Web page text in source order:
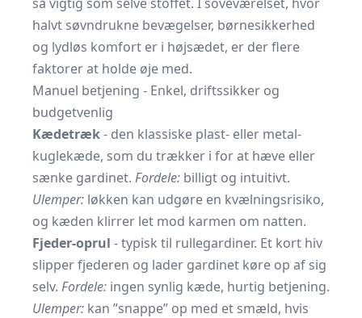
halvt søvndrukne bevægelser, børnesikkerhed
og lydløs komfort er i højsædet, er der flere
faktorer at holde øje med.
Manuel betjening - Enkel, driftssikker og
budgetvenlig
Kædetræk- den klassiske plast- eller metal­
kuglekæde, som du trækker i for at hæve eller
sænke gardinet. Fordele: billigt og intuitivt.
Ulemper: løkken kan udgøre en kvælnings­risiko,
og kæden klirrer let mod karmen om natten.
Fjeder-oprul - typisk til rullegardiner. Et kort hiv
slipper fjederen og lader gardinet køre op af sig
selv. Fordele: ingen synlig kæde, hurtig betjening.
Ulemper: kan ”snappe” op med et smæld, hvis